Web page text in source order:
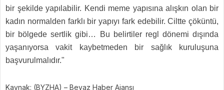
bir şekilde yapılabilir. Kendi meme yapısına alışkın olan bir
kadın normalden farklı bir yapıyı fark edebilir. Ciltte çöküntü,
bir bölgede sertlik gibi… Bu belirtiler regl dönemi dışında
yaşanıyorsa vakit kaybetmeden bir sağlık kuruluşuna
başvurulmalıdır."
Kaynak: (BYZHA) – Beyaz Haber Ajansı